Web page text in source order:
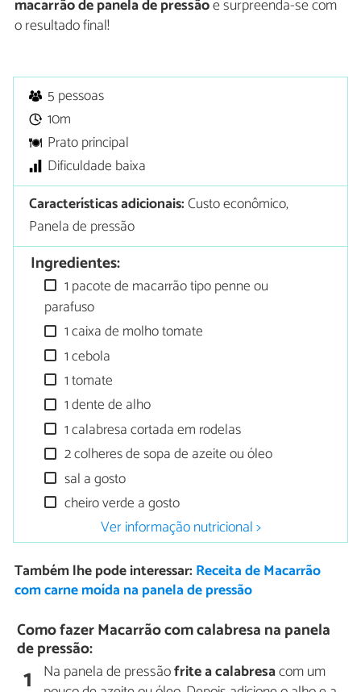
macarrão de panela de pressãoe surpreenda-se com
o resultado final!
5 pessoas
10m
Prato principal
Dificuldade baixa
Características adicionais:Custo econômico,
Panela de pressão
Ingredientes:
1 pacote de macarrão tipo penne ou
parafuso
1 caixa de molho tomate
1 cebola
1 tomate
1 dente de alho
1 calabresa cortada em rodelas
2 colheres de sopa de azeite ou óleo
sal a gosto
cheiro verde a gosto
Ver informação nutricional >
Também lhe pode interessar: Receita de Macarrão
com carne moída na panela de pressão
Como fazer Macarrão com calabresa na panela
de pressão:
1 Na panela de pressãofrite a calabresacom um